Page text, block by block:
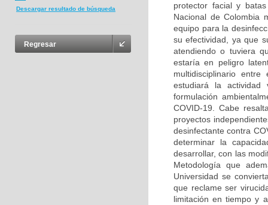
Descargar resultado de búsqueda
Regresar
protector facial y
Nacional de Colombia
equipo para la
su efectividad, ya que
atendiendo o tuviera
estaría en peligro
multidisciplinario
estudiará la actividad
formulación
COVID-19. Cabe
proyectos
desinfectante contra
determinar la
desarrollar, con las
Metodología que
Universidad se
que reclame ser
limitación en tiempo y